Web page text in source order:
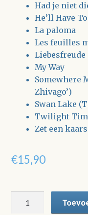
Had je niet
He’ll Have
La paloma
Les feuilles
Liebesfreude
My Way
Somewhere
Zhivago’)
Swan Lake
Twilight
Zet een
€15,90